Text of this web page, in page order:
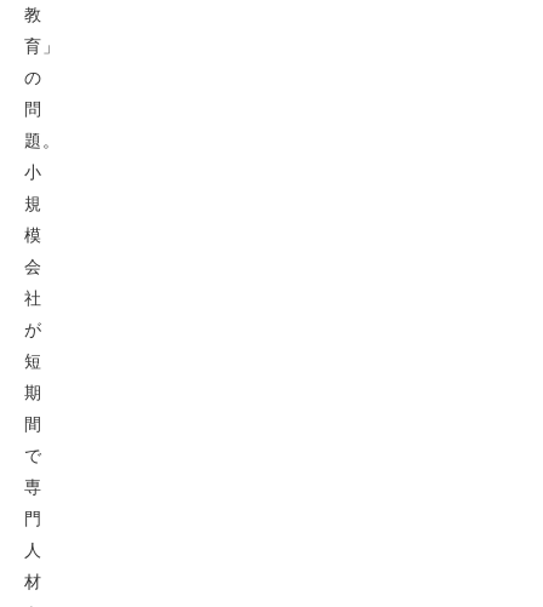
教
育」
の
問
題。
小
規
模
会
社
が
短
期
間
で
専
門
人
材